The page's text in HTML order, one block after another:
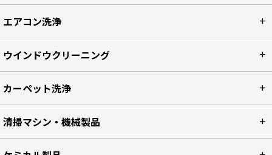
エアコン洗浄
ウインドウクリーニング
カーペット洗浄
清掃マシン・機械製品